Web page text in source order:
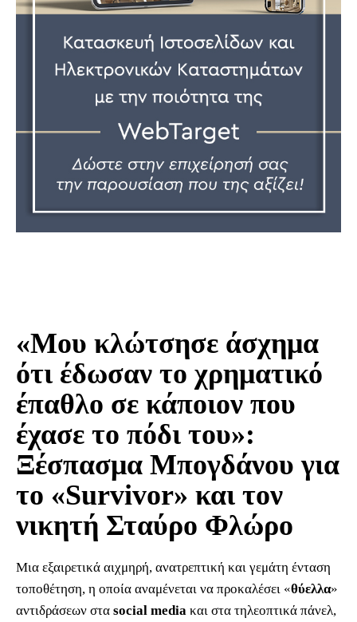
«Μου κλώτσησε άσχημα
ότι έδωσαν το χρηματικό
έπαθλο σε κάποιον που
έχασε το πόδι του»:
Ξέσπασμα Μπογδάνου για
το «Survivor» και τον
νικητή Σταύρο Φλώρο
Μια εξαιρετικά αιχμηρή, ανατρεπτική και γεμάτη ένταση
τοποθέτηση, η οποία αναμένεται να προκαλέσει «θύελλα»
αντιδράσεων στα social media και στα τηλεοπτικά πάνελ,